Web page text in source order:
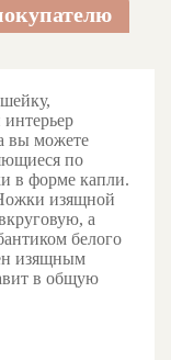
вы можете
по
в форме капли.
изящной
а
белого
изящным
в общую